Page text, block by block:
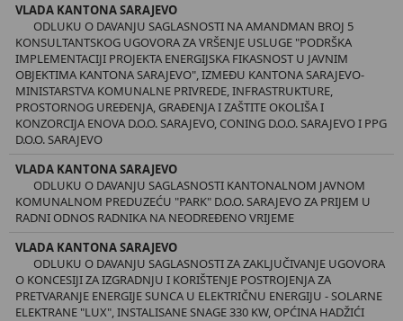
VLADA KANTONA SARAJEVO
ODLUKU O DAVANJU SAGLASNOSTI NA AMANDMAN BROJ 5
KONSULTANTSKOG UGOVORA ZA VRŠENJE USLUGE "PODRŠKA
IMPLEMENTACIJI PROJEKTA ENERGIJSKA FIKASNOST U JAVNIM
OBJEKTIMA KANTONA SARAJEVO", IZMEĐU KANTONA SARAJEVO-
MINISTARSTVA KOMUNALNE PRIVREDE, INFRASTRUKTURE,
PROSTORNOG UREĐENJA, GRAĐENJA I ZAŠTITE OKOLIŠA I
KONZORCIJA ENOVA D.O.O. SARAJEVO, CONING D.O.O. SARAJEVO I PPG
D.O.O. SARAJEVO
VLADA KANTONA SARAJEVO
ODLUKU O DAVANJU SAGLASNOSTI KANTONALNOM JAVNOM
KOMUNALNOM PREDUZEĆU "PARK" D.O.O. SARAJEVO ZA PRIJEM U
RADNI ODNOS RADNIKA NA NEODREĐENO VRIJEME
VLADA KANTONA SARAJEVO
ODLUKU O DAVANJU SAGLASNOSTI ZA ZAKLJUČIVANJE UGOVORA
O KONCESIJI ZA IZGRADNJU I KORIŠTENJE POSTROJENJA ZA
PRETVARANJE ENERGIJE SUNCA U ELEKTRIČNU ENERGIJU - SOLARNE
ELEKTRANE "LUX", INSTALISANE SNAGE 330 KW, OPĆINA HADŽIĆI